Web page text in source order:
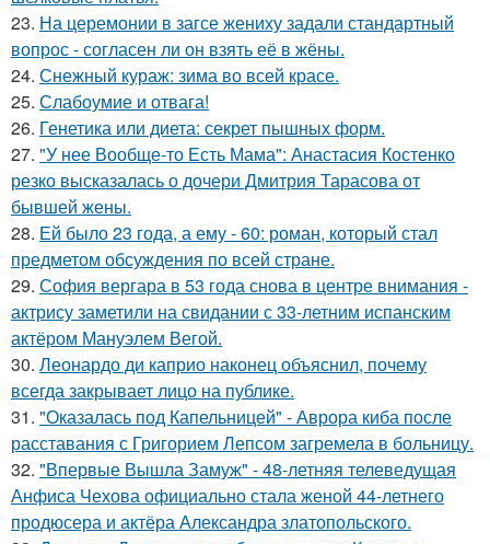
23. На церемонии в загсе жениху задали стандартный
вопрос - согласен ли он взять её в жёны.
24. Снежный кураж: зима во всей красе.
25. Слабоумие и отвага!
26. Генетика или диета: секрет пышных форм.
27. "У нее Вообще-то Есть Мама": Анастасия Костенко
резко высказалась о дочери Дмитрия Тарасова от
бывшей жены.
28. Ей было 23 года, а ему - 60: роман, который стал
предметом обсуждения по всей стране.
29. София вергара в 53 года снова в центре внимания -
актрису заметили на свидании с 33-летним испанским
актёром Мануэлем Вегой.
30. Леонардо ди каприо наконец объяснил, почему
всегда закрывает лицо на публике.
31. "Оказалась под Капельницей" - Аврора киба после
расставания с Григорием Лепсом загремела в больницу.
32. "Впервые Вышла Замуж" - 48-летняя телеведущая
Анфиса Чехова официально стала женой 44-летнего
продюсера и актёра Александра златопольского.